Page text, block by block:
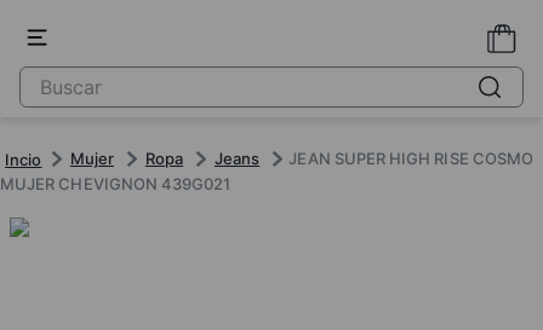
Mujer Ropa Jeans
JEAN SUPER HIGH RISE COSMO
MUJER CHEVIGNON 439G021